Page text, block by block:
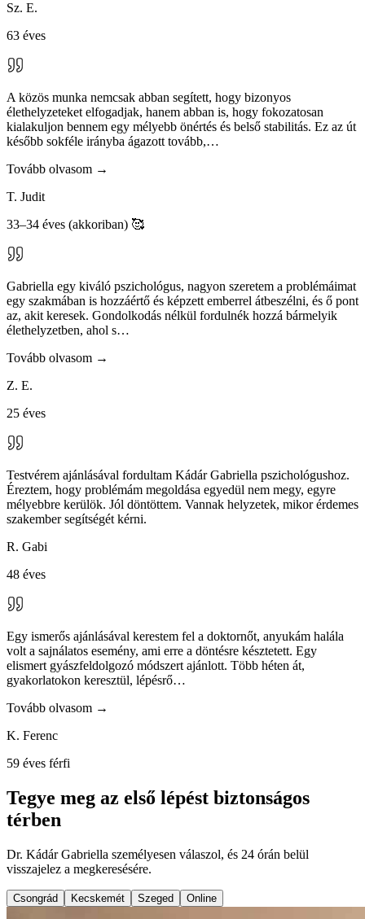
Sz. E.
63 éves
A közös munka nemcsak abban segített, hogy bizonyos
élethelyzeteket elfogadjak, hanem abban is, hogy fokozatosan
kialakuljon bennem egy mélyebb önértés és belső stabilitás. Ez az út
később sokféle irányba ágazott tovább,…
Tovább olvasom →
33–34 éves (akkoriban) 🥰
Személyes tapasztalat alapján szeretném ajánlani Dr. Kádár
Gabriella munkáját. Kisebbik fiam komoly szeparációs szorongással
küzdött: nem tudott iskolába járni, közösségbe menni. Ebben a
nehéz időszakban hatalmas segíts
Tovább olvasom →
Ny. M.
édesanya
Gabriella egy kiváló pszichológus, nagyon szeretem a problémáimat
egy szakmában is hozzáértő és képzett emberrel átbeszélni, és ő pont
az, akit keresek. Gondolkodás nélkül fordulnék hozzá bármelyik
élethelyzetben, ahol s …
Tovább olvasom →
Z. E.
25 éves
Testvérem ajánlásával fordultam Kádár Gabriella pszichológushoz.
Éreztem, hogy problémám megoldása egyedül nem megy, egyre
szakember segítségét kérni.
R. Gabi
48 éves
Egy ismerős ajánlásával kerestem fel a doktornőt, anyukám halála
elismert gyászfeldolgozó módszert ajánlott. Több héten át,
gyakorlatokon keresztül, lépésrő
Tovább olvasom →